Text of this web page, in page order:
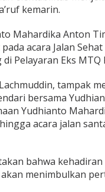
kemarin.
Mahardika Anton
acara Jalan Sehat
Pelayaran Eks MTQ
tampak
bersama
Yudhianto
acara jalan
bahwa
menimbulkan